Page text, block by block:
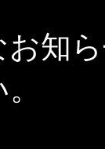
お知